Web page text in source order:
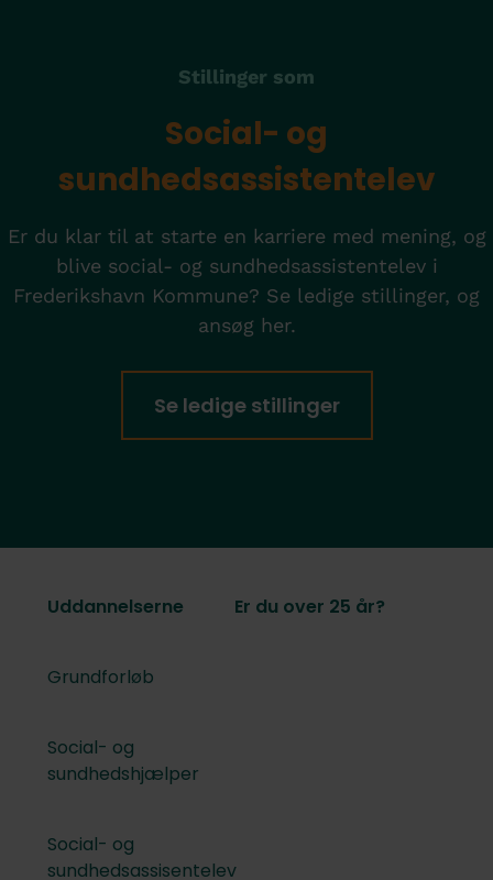
Stillinger som
Social- og
sundhedsassistentelev
Er du klar til at starte en karriere med mening, og
blive social- og sundhedsassistentelev i
Frederikshavn Kommune? Se ledige stillinger, og
ansøg her.
Se ledige stillinger
Uddannelserne
Grundforløb
Social- og
sundhedshjælper
Social- og
sundhedsassisentelev
Er du over 25 år?